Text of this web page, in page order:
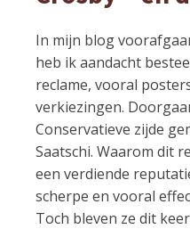
In mijn blog
heb ik aandacht
reclame, vooral
verkiezingen.
Conservatieve zijde
Saatschi. Waarom dit
een verdiende
scherpe en vooral
Toch bleven ze dit